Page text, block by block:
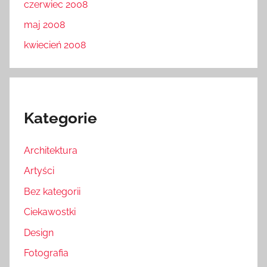
czerwiec 2008
maj 2008
kwiecień 2008
Kategorie
Architektura
Artyści
Bez kategorii
Ciekawostki
Design
Fotografia